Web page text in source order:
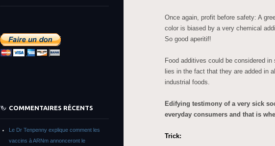
Once again, profit before safety: A
color is biased by a very chemical
So good aperitif!
Food additives could be considered
lies in the fact that they are added in
industrial foods.
Edifying testimony of a very sick
everyday consumers and that is
Trick:
COMMENTAIRES RÉCENTS
Le Dr Tenpenny explique comment les
vaccins à ARNm annonceront le